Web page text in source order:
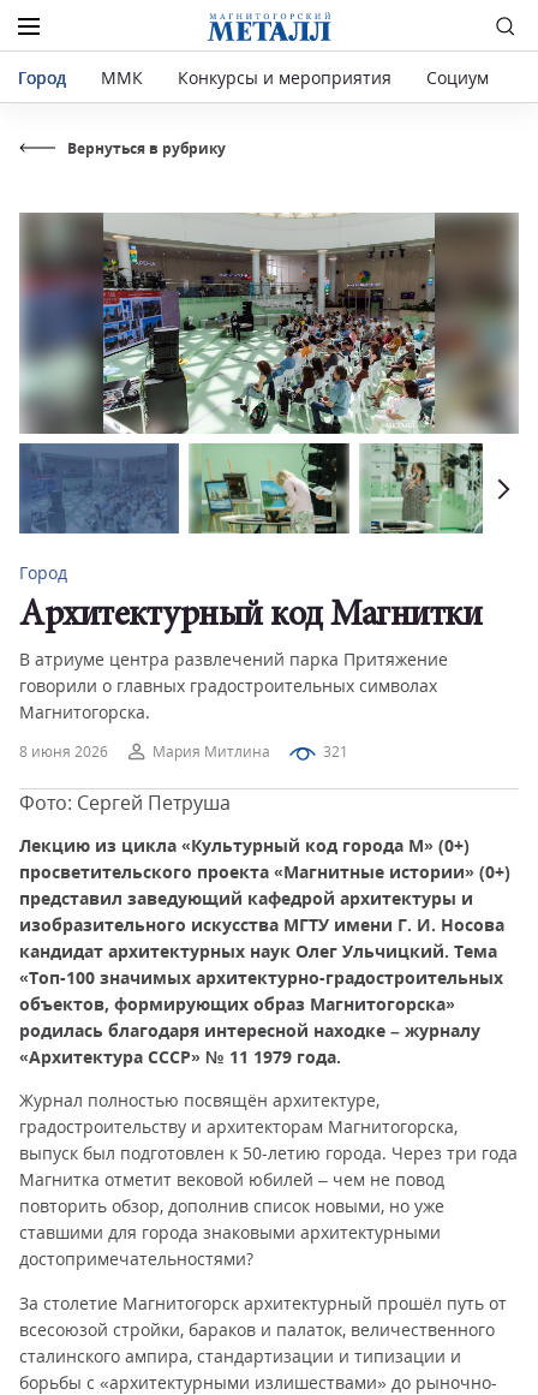
Город ММК Конкурсы и мероприятия Социум
Вернуться в рубрику
8 июня 2026 Мария Митлина 321
Город
Архитектурный код Магнитки
В атриуме центра развлечений парка Притяжение
говорили о главных градостроительных символах
Магнитогорска.
Фото: Сергей Петруша
Лекцию из цикла «Культурный код города М» (0+)
просветительского проекта «Магнитные истории» (0+)
представил заведующий кафедрой архитектуры и
изобразительного искусства МГТУ имени Г. И. Носова
кандидат архитектурных наук Олег Ульчицкий. Тема
«Топ-100 значимых архитектурно-градостроительных
объектов, формирующих образ Магнитогорска»
родилась благодаря интересной находке – журналу
«Архитектура СССР» № 11 1979 года.
Журнал полностью посвящён архитектуре,
градостроительству и архитекторам Магнитогорска,
выпуск был подготовлен к 50-летию города. Через три года
Магнитка отметит вековой юбилей – чем не повод
повторить обзор, дополнив список новыми, но уже
ставшими для города знаковыми архитектурными
достопримечательностями?
За столетие Магнитогорск архитектурный прошёл путь от
всесоюзой стройки, бараков и палаток, величественного
сталинского ампира, стандартизации и типизации и
борьбы с «архитектурными излишествами» до рыночно-